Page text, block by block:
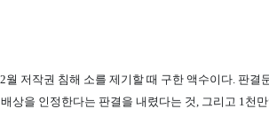
저작권 침해 소를 제기할 때 구한 액수이다. 판
상을 인정한다는 판결을 내렸다는 것, 그리고 1천